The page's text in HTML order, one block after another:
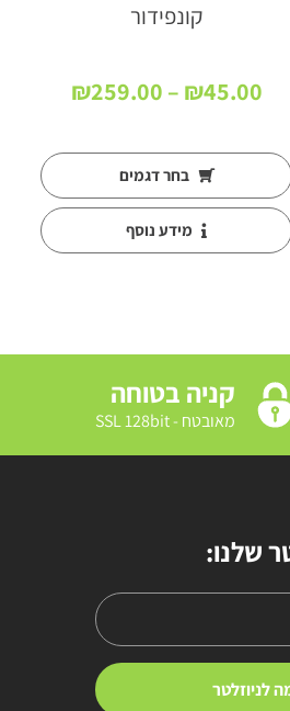
קונפידור
₪45.00
–
₪259.00
עד
בחר דגמים
מידע נוסף
קניה בטוחה
מאובטח - SSL 128bit
שלנו: